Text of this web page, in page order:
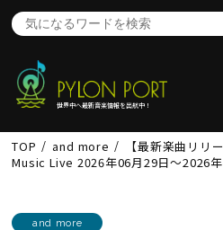
世界中へ最新音楽情報を出航中！
TOP and more
【最新楽曲リリ
Music Live 2026年06月29日～2026
and more